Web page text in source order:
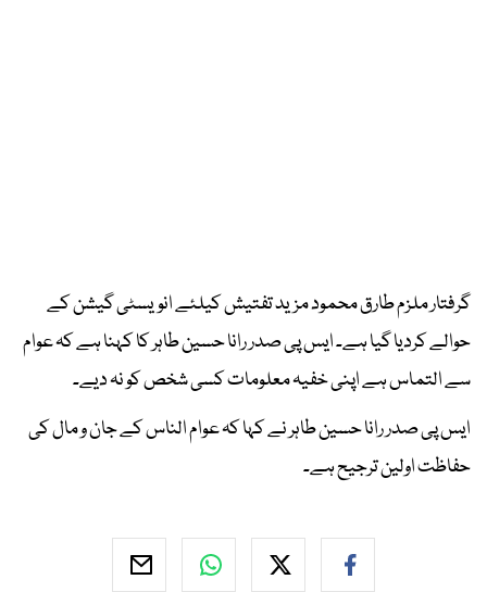
گرفتار ملزم طارق محمود مزید تفتیش کیلئے انویسٹی گیشن کے
حوالے کردیا گیا ہے۔ ایس پی صدر رانا حسین طاہر کا کہنا ہے کہ عوام
سے التماس ہے اپنی خفیہ معلومات کسی شخص کو نہ دیے۔
ایس پی صدر رانا حسین طاہر نے کہا کہ عوام الناس کے جان و مال کی
حفاظت اولین ترجیح ہے۔